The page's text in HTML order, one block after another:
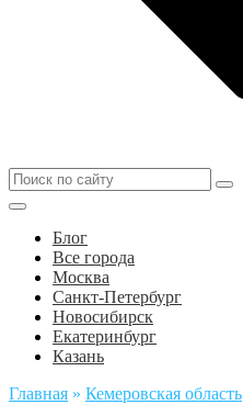
Блог
Все города
Москва
Санкт-Петербург
Новосибирск
Екатеринбург
Казань
Главная » Кемеровская область